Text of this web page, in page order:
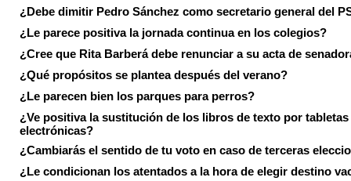
¿Debe dimitir Pedro Sánchez como secretario general del
¿Le parece positiva la jornada continua en los colegios?
¿Cree que Rita Barberá debe renunciar a su acta de
¿Qué propósitos se plantea después del verano?
¿Le parecen bien los parques para perros?
¿Ve positiva la sustitución de los libros de texto por tabletas
electrónicas?
¿Cambiarás el sentido de tu voto en caso de terceras
¿Le condicionan los atentados a la hora de elegir destino